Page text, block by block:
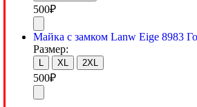
500₽
Майка с замком Lanw Eige 8983
Размер:
XL 2XL
500₽